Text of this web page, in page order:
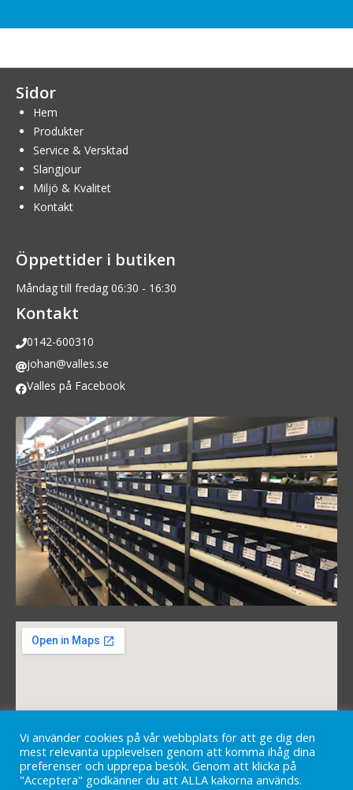
Sidor
Hem
Produkter
Service & Versktad
Slangjour
Miljö & Kvalitet
Kontakt
Öppettider i butiken
Måndag till fredag 06:30 - 16:30
Kontakt
0142-600310
johan@valles.se
Valles på Facebook
Vi använder cookies på vår webbplats för att ge dig den
mest relevanta upplevelsen genom att komma ihåg dina
preferenser och upprepa besök. Genom att klicka på
"Acceptera" godkänner du att ALLA kakorna används.